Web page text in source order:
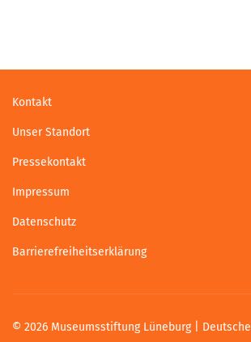
Kontakt
Unser Standort
Pressekontakt
Impressum
Datenschutz
Barrierefreiheitserklärung
© 2026 Museumsstiftung Lüneburg |